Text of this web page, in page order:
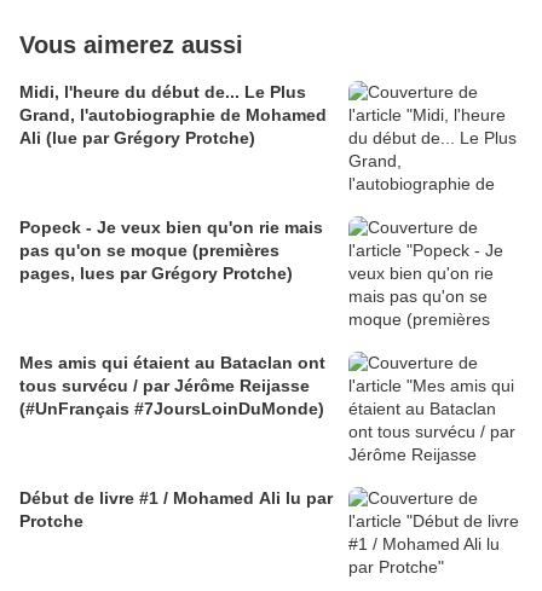
Vous aimerez aussi
Midi, l'heure du début de... Le Plus
Grand, l'autobiographie de Mohamed
Ali (lue par Grégory Protche)
Popeck - Je veux bien qu'on rie mais
pas qu'on se moque (premières
pages, lues par Grégory Protche)
Mes amis qui étaient au Bataclan ont
tous survécu / par Jérôme Reijasse
(#UnFrançais #7JoursLoinDuMonde)
Début de livre #1 / Mohamed Ali lu par
Protche